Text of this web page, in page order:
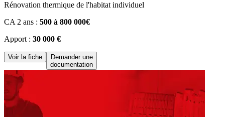
Rénovation thermique de l'habitat individuel
CA 2 ans : 500 à 800 000€
Apport : 30 000 €
Voir la fiche
Demander une
documentation